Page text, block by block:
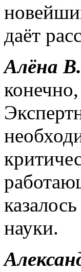
даёт
Алёна В.
науки.